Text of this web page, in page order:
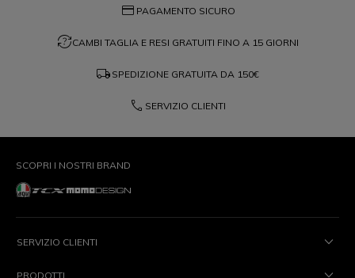
credit_card PAGAMENTO SICURO
question_exchangeCAMBI TAGLIA E RESI GRATUITI FINO A 15 GIORNI
local_shipping SPEDIZIONE GRATUITA DA 150€
phone SERVIZIO CLIENTI
SCOPRI I NOSTRI BRAND
SERVIZIO CLIENTI
PRODOTTI